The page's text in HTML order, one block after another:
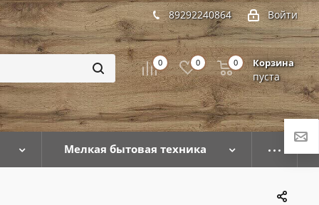
Войти
89292240864
0 0 Корзина
пуста
0
Мелкая бытовая техника